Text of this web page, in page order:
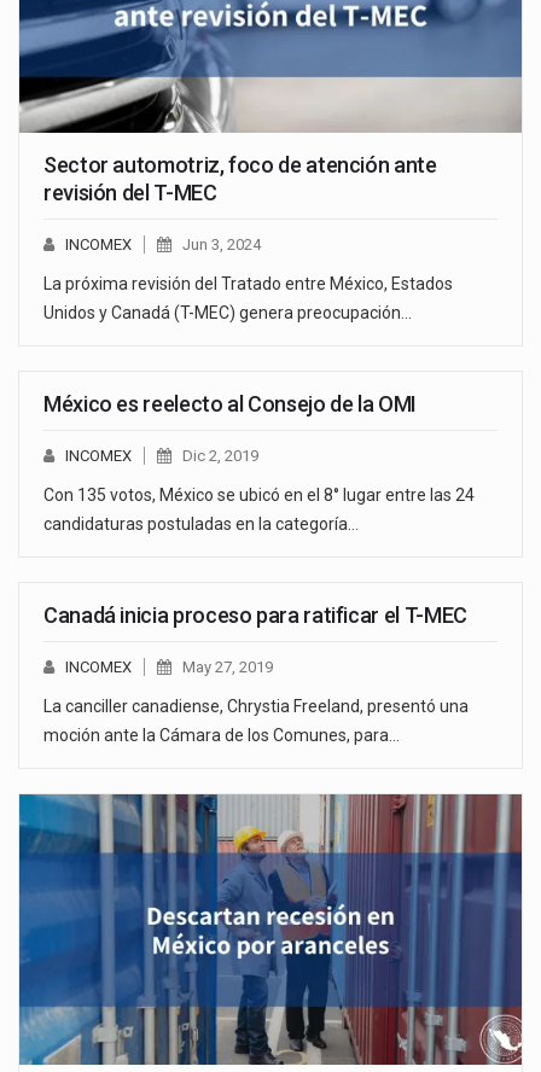
Sector automotriz, foco de atención ante
revisión del T-MEC
INCOMEX Jun 3, 2024
La próxima revisión del Tratado entre México, Estados
Unidos y Canadá (T-MEC) genera preocupación…
México es reelecto al Consejo de la OMI
INCOMEX Dic 2, 2019
Con 135 votos, México se ubicó en el 8° lugar entre las 24
candidaturas postuladas en la categoría…
Canadá inicia proceso para ratificar el T-MEC
INCOMEX May 27, 2019
La canciller canadiense, Chrystia Freeland, presentó una
moción ante la Cámara de los Comunes, para…